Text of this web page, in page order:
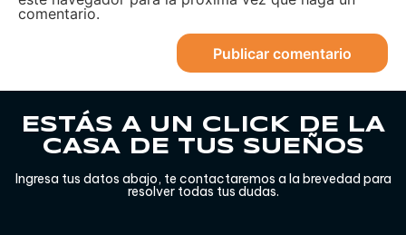
comentario.
ESTÁS A UN CLICK DE LA
CASA DE TUS SUEÑOS
Ingresa tus datos abajo, te contactaremos a la brevedad para
resolver todas tus dudas.